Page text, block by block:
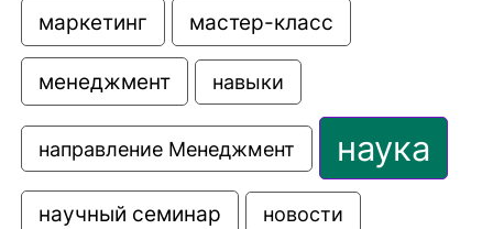
маркетинг мастер-класс
менеджмент навыки
направление Менеджмент наука
научный семинар новости